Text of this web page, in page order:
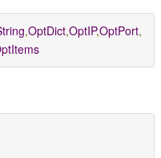
,OptDict,OptIP,OptPort,